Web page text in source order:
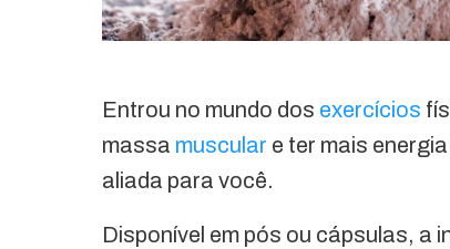
Entrou no mundo dos exercícios
massa muscular e ter mais
aliada para você.
Disponível em pós ou cápsulas, a